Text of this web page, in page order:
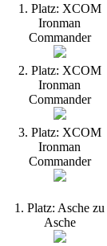
1. Platz: XCOM
Ironman
Commander
2. Platz: XCOM
Ironman
Commander
3. Platz: XCOM
Ironman
Commander
1. Platz: Asche zu
Asche